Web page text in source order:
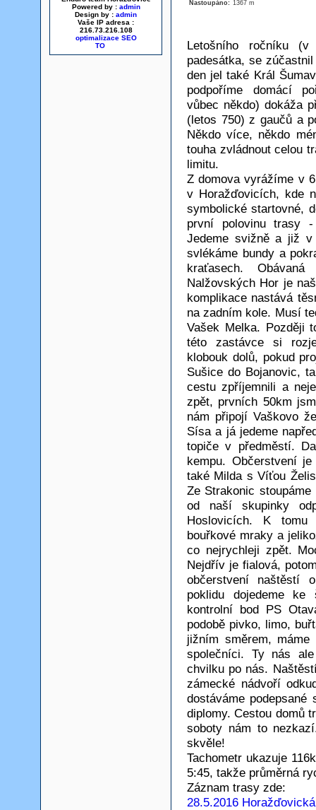
Powered by : admin
Design by : admin
Vaše IP adresa :
216.73.216.108
optimalizace SEO
Nastoupáno: 1367 m
Letošního ročníku
padesátka, se
den jel také Král
podpoříme domácí
vůbec někdo) dokáža
(letos 750) z gaučů a
Někdo více, někdo
touha zvládnout celou
limitu.
Z domova vyrážíme v
v Horažďovicích, kde
symbolické startovné,
první polovinu trasy
Jedeme svižně a již v
svlékáme bundy a
kraťasech.
Nalžovských Hor je
komplikace nastává
na zadním kole. Musí
Vašek Melka. Později
této zastávce si
klobouk dolů, pokud
Sušice do Bojanovic,
cestu zpříjemnili a
zpět, prvních 50km
nám připojí Vaškovo
Sísa a já jedeme
topiče v předměstí.
kempu. Občerstvení
také Milda s Víťou
Ze Strakonic
od naší skupinky
Hoslovicích. K
bouřkové mraky a
co nejrychleji zpět.
Nejdřív je fialová,
občerstvení naštěstí
poklidu dojedeme ke
kontrolní bod PS
podobě pivko, limo,
jižním směrem,
společníci. Ty nás
chvilku po nás.
zámecké nádvoří
dostáváme
diplomy. Cestou domů
soboty nám to
skvěle!
Tachometr ukazuje
5:45, takže průměrná
Záznam trasy zde:
28.5.2016